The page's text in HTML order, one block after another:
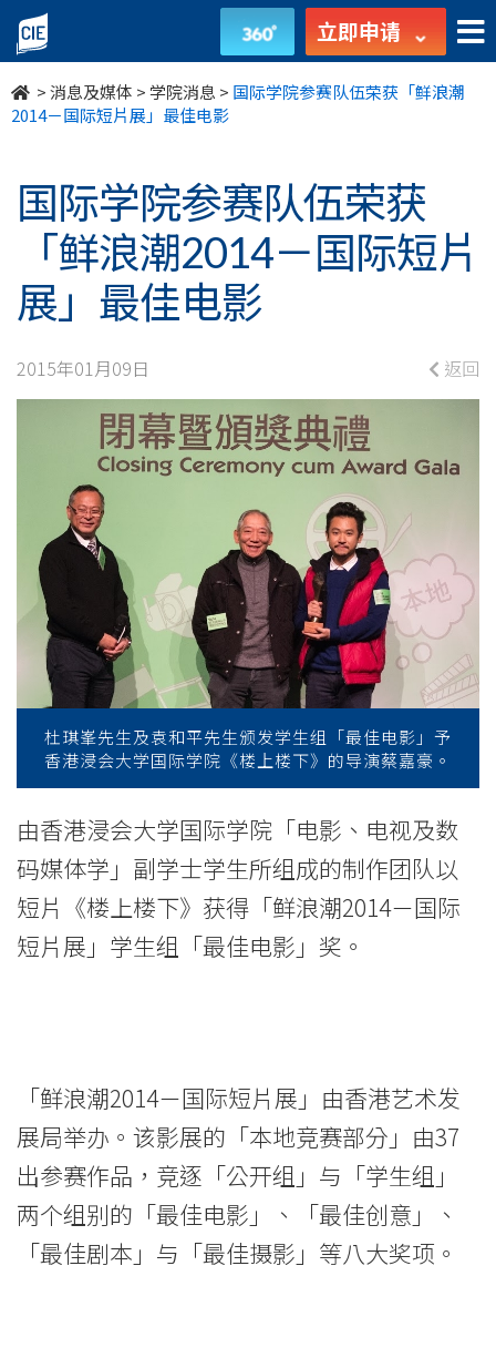
国
际
学
参
队
伍
荣
「鲜
潮
2014
际
短
片
展」
影
学
院
立即申请
>消息及媒体 >学院消息 > 国际学院参赛队伍荣获「鲜浪潮
2014－国际短片展」最佳电影
国际学院参赛队伍荣获
「鲜浪潮2014－国际短片
展」最佳电影
2015年01月09日 返回
杜琪峯先生及袁和平先生颁发学生组「最佳电影」予
香港浸会大学国际学院《楼上楼下》的导演蔡嘉豪。
由香港浸会大学国际学院「电影、电视及数
码媒体学」副学士学生所组成的制作团队以
短片《楼上楼下》获得「鲜浪潮2014－国际
短片展」学生组「最佳电影」奖。
「鲜浪潮2014－国际短片展」由香港艺术发
展局举办。该影展的「本地竞赛部分」由37
出参赛作品，竞逐「公开组」与「学生组」
两个组别的「最佳电影」、「最佳创意」、
「最佳剧本」与「最佳摄影」等八大奖项。